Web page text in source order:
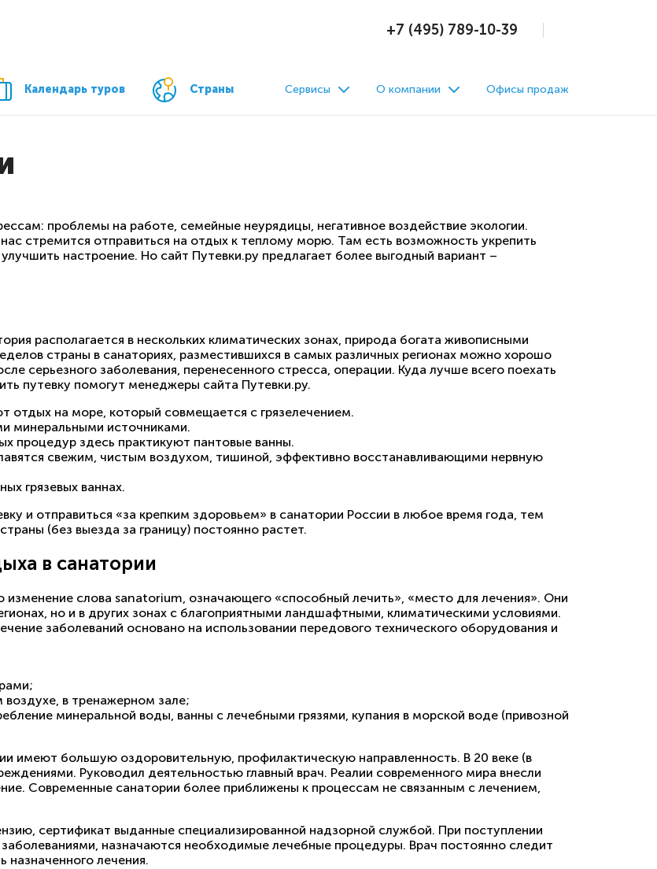
+7 (495) 789-10-39
Календарь туров Страны Сервисы О компании Офисы продаж
проблемы на работе, семейные неурядицы, негативное воздействие экологии.
стремится отправиться на отдых к теплому морю. Там есть возможность укрепить
настроение. Но сайт Путевки.ру предлагает более выгодный вариант –
располагается в нескольких климатических зонах, природа богата живописными
страны в санаториях, разместившихся в самых различных регионах можно хорошо
серьезного заболевания, перенесенного стресса, операции. Куда лучше всего поехать
путевку помогут менеджеры сайта Путевки.ру.
отдых на море, который совмещается с грязелечением.
минеральными источниками.
процедур здесь практикуют пантовые ванны.
свежим, чистым воздухом, тишиной, эффективно восстанавливающими нервную
грязевых ваннах.
и отправиться «за крепким здоровьем» в санатории России в любое время года, тем
(без выезда за границу) постоянно растет.
в санатории
слова sanatorium, означающего «способный лечить», «место для лечения». Они
но и в других зонах с благоприятными ландшафтными, климатическими условиями.
заболеваний основано на использовании передового технического оборудования и
в тренажерном зале;
минеральной воды, ванны с лечебными грязями, купания в морской воде (привозной
имеют большую оздоровительную, профилактическую направленность. В 20 веке (в
Руководил деятельностью главный врач. Реалии современного мира внесли
Современные санатории более приближены к процессам не связанным с лечением,
сертификат выданные специализированной надзорной службой. При поступлении
назначаются необходимые лечебные процедуры. Врач постоянно следит
назначенного лечения.